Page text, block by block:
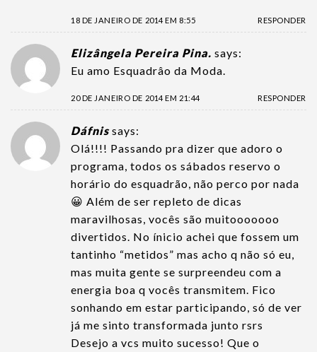
18 DE JANEIRO DE 2014 EM 8:55 RESPONDER
Elizângela Pereira Pina. says:
Eu amo Esquadrâo da Moda.
20 DE JANEIRO DE 2014 EM 21:44 RESPONDER
Dáfnis says:
Olá!!!! Passando pra dizer que adoro o
programa, todos os sábados reservo o
horário do esquadrão, não perco por nada
😀 Além de ser repleto de dicas
maravilhosas, vocês são muitooooooo
divertidos. No ínicio achei que fossem um
tantinho “metidos” mas acho q não só eu,
mas muita gente se surpreendeu com a
energia boa q vocês transmitem. Fico
sonhando em estar participando, só de ver
já me sinto transformada junto rsrs
Desejo a vcs muito sucesso! Que o